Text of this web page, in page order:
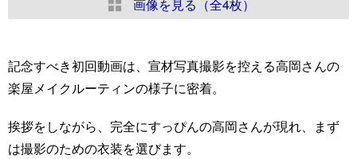
画像を見る（全4枚）
記念すべき初回動画は、宣材写真撮影を控える高岡さんの
楽屋メイクルーティンの様子に密着。
挨拶をしながら、完全にすっぴんの高岡さんが現れ、まず
は撮影のための衣装を選びます。